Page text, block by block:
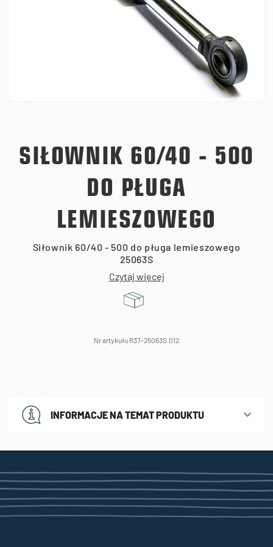
SIŁOWNIK 60/40 - 500
DO PŁUGA
LEMIESZOWEGO
Siłownik 60/40 - 500 do pługa lemieszowego
25063S
Czytaj więcej
Nr artykułu R37-25063S.012
INFORMACJE NA TEMAT PRODUKTU